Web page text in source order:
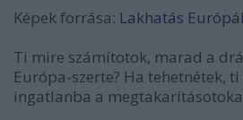
Képek forrása: Lakhatás
Ti mire számítotok, marad a
Európa-szerte? Ha tehetnétek,
ingatlanba a